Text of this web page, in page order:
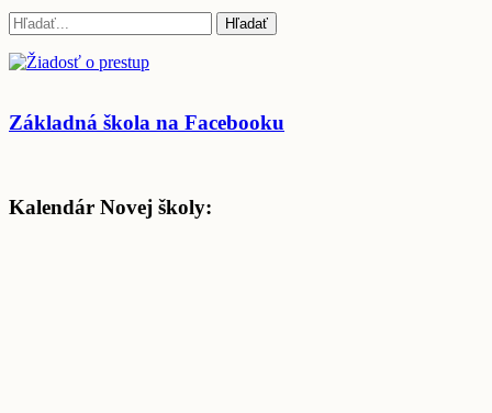
Základná škola na Facebooku
Kalendár Novej školy: